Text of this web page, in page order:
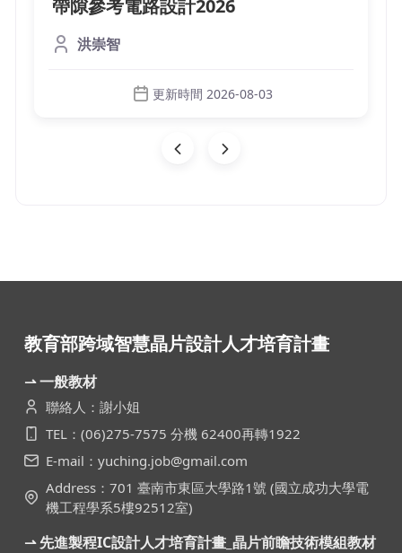
帶隙參考電路設計2026
洪崇智
更新時間 2026-08-03
教育部跨域智慧晶片設計人才培育計畫
⇀ 一般教材
聯絡人：謝小姐
TEL：(06)275-7575 分機 62400再轉1922
E-mail：yuching.job@gmail.com
Address：701 臺南市東區大學路1號 (國立成功大學電
機工程學系5樓92512室)
⇀ 先進製程IC設計人才培育計畫_晶片前瞻技術模組教材